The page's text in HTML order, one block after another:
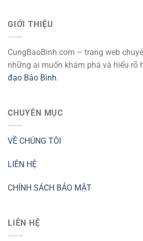
GIỚI THIỆU
CungBaoBinh.com – trang web
những ai muốn khám phá và hiểu rõ
đạo Bảo Bình.
CHUYÊN MỤC
VỀ CHÚNG TÔI
LIÊN HỆ
CHÍNH SÁCH BẢO MẬT
LIÊN HỆ